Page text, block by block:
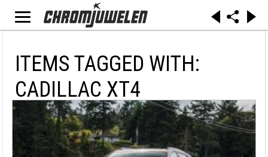
ITEMS TAGGED WITH:
CADILLAC XT4